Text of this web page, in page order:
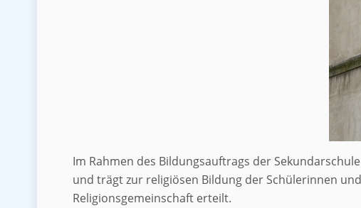
Im Rahmen des Bildungsauftrags der
und trägt zur religiösen Bildung der Schülerinnen
Religionsgemeinschaft erteilt.